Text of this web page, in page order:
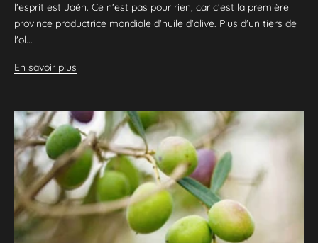
l'esprit est Jaén. Ce n'est pas pour rien, car c'est la première
province productrice mondiale d'huile d'olive. Plus d'un tiers de
l'ol...
En savoir plus